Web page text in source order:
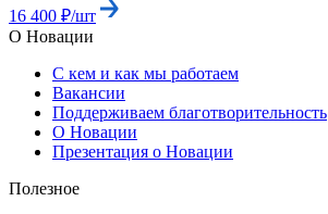
16 400 ₽/шт
О Новации
С кем и как мы работаем
Вакансии
Поддерживаем благотворительность
О Новации
Презентация о Новации
Полезное